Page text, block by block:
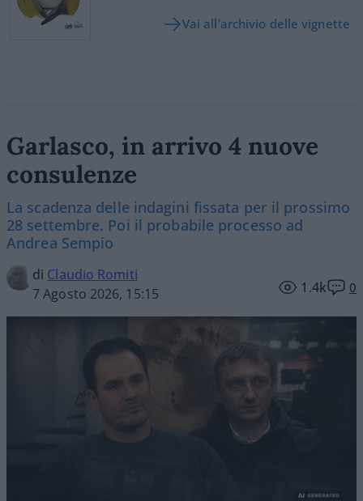
Vai all'archivio delle vignette
Garlasco, in arrivo 4 nuove
consulenze
La scadenza delle indagini fissata per il prossimo
28 settembre. Poi il probabile processo ad
Andrea Sempio
di Claudio Romiti
7 Agosto 2026, 15:15
1.4k 0